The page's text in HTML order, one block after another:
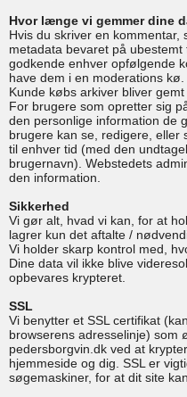
Hvor længe vi gemmer dine
Hvis du skriver en
metadata bevaret på
godkende enhver opfølgende
have dem i en moderations kø.
Kunde købs arkiver bliver gemt
For brugere som opretter sig
den personlige information de
brugere kan se, redigere, eller
til enhver tid (med den
brugernavn). Webstedets
den information.
Sikkerhed
Vi gør alt, hvad vi kan, for at
lagrer kun det aftalte /
Vi holder skarp kontrol med,
Dine data vil ikke blive
opbevares krypteret.
SSL
Vi benytter et SSL certifikat
browserens adresselinje) som
pedersborgvin.dk ved at
hjemmeside og dig. SSL er
søgemaskiner, for at dit site